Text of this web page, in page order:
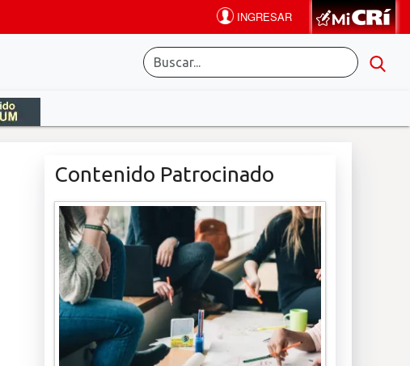
Contenido Patrocinado